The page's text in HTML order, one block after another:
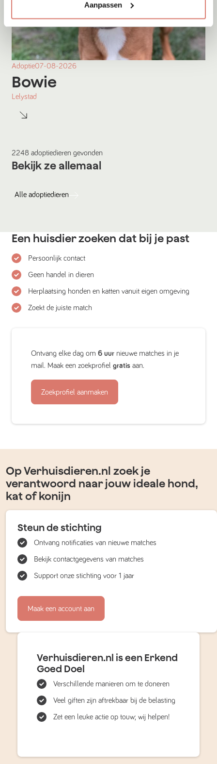
Aanpassen
Adoptie07-08-2026
Bowie
Lelystad
2248 adoptiedieren gevonden
Bekijk ze allemaal
Alle adoptiedieren
Een huisdier zoeken dat bij je past
Persoonlijk contact
Geen handel in dieren
Herplaatsing honden en katten vanuit eigen omgeving
Zoekt de juiste match
Ontvang elke dag om 6 uur nieuwe matches in je
mail. Maak een zoekprofiel gratis aan.
Zoekprofiel aanmaken
Op Verhuisdieren.nl zoek je
verantwoord naar jouw ideale hond,
kat of konijn
Steun de stichting
Ontvang notificaties van nieuwe matches
Bekijk contactgegevens van matches
Support onze stichting voor 1 jaar
Maak een account aan
Verhuisdieren.nl is een Erkend
Goed Doel
Verschillende manieren om te doneren
Veel giften zijn aftrekbaar bij de belasting
Zet een leuke actie op touw; wij helpen!